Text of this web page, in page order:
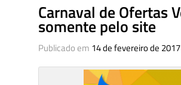
Carnaval de Ofertas
somente pelo site
Publicado em 14 de fevereiro de 2017